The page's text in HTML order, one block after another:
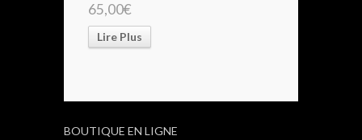
65,00€
Lire Plus
BOUTIQUE EN LIGNE